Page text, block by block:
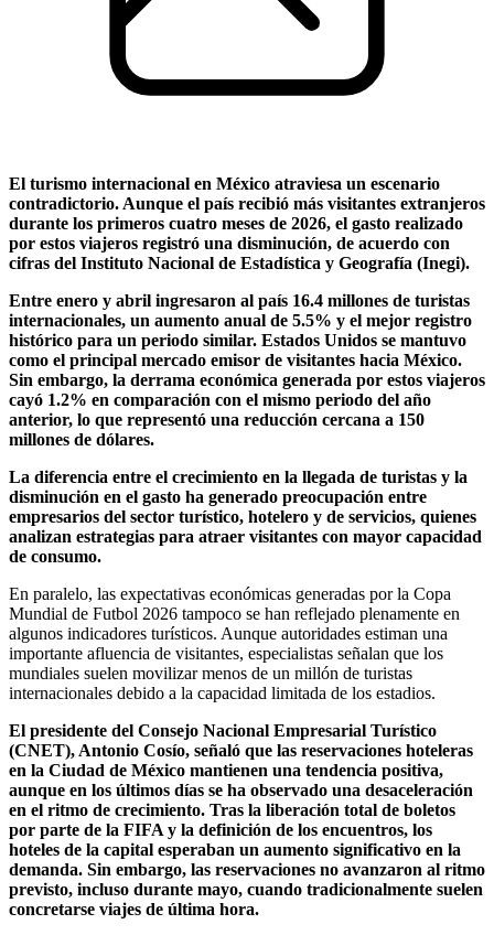
El turismo internacional en México atraviesa un escenario
contradictorio. Aunque el país recibió más visitantes extranjeros
durante los primeros cuatro meses de 2026, el gasto realizado
por estos viajeros registró una disminución, de acuerdo con
cifras del Instituto Nacional de Estadística y Geografía (Inegi).
Entre enero y abril ingresaron al país 16.4 millones de turistas
internacionales, un aumento anual de 5.5% y el mejor registro
histórico para un periodo similar. Estados Unidos se mantuvo
como el principal mercado emisor de visitantes hacia México.
Sin embargo, la derrama económica generada por estos viajeros
cayó 1.2% en comparación con el mismo periodo del año
anterior, lo que representó una reducción cercana a 150
millones de dólares.
La diferencia entre el crecimiento en la llegada de turistas y la
disminución en el gasto ha generado preocupación entre
empresarios del sector turístico, hotelero y de servicios, quienes
analizan estrategias para atraer visitantes con mayor capacidad
de consumo.
En paralelo, las expectativas económicas generadas por la Copa
Mundial de Futbol 2026 tampoco se han reflejado plenamente en
algunos indicadores turísticos. Aunque autoridades estiman una
importante afluencia de visitantes, especialistas señalan que los
mundiales suelen movilizar menos de un millón de turistas
internacionales debido a la capacidad limitada de los estadios.
El presidente del Consejo Nacional Empresarial Turístico
(CNET), Antonio Cosío, señaló que las reservaciones hoteleras
en la Ciudad de México mantienen una tendencia positiva,
aunque en los últimos días se ha observado una desaceleración
en el ritmo de crecimiento. Tras la liberación total de boletos
por parte de la FIFA y la definición de los encuentros, los
hoteles de la capital esperaban un aumento significativo en la
demanda. Sin embargo, las reservaciones no avanzaron al ritmo
previsto, incluso durante mayo, cuando tradicionalmente suelen
concretarse viajes de última hora.